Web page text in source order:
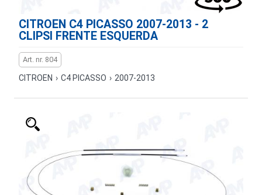
CITROEN C4 PICASSO 2007-2013 - 2
CLIPSI FRENTE ESQUERDA
Art. nr. 804
CITROEN › C4 PICASSO › 2007-2013